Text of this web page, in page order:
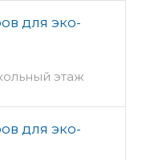
для эко-
этаж
для эко-